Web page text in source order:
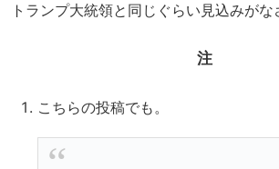
トランプ大統領と同じぐらい見込みがな
注
こちらの投稿でも。